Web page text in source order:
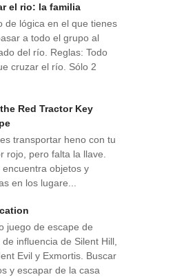
el rio: la familia
de lógica en el que tienes
a todo el grupo al
del río. Reglas: Todo
cruzar el río. Sólo 2
Red Tractor Key
transportar heno con tu
rojo, pero falta la llave.
objetos y
en los lugare...
juego de escape de
influencia de Silent Hill,
Evil y Exmortis. Buscar
y escapar de la casa